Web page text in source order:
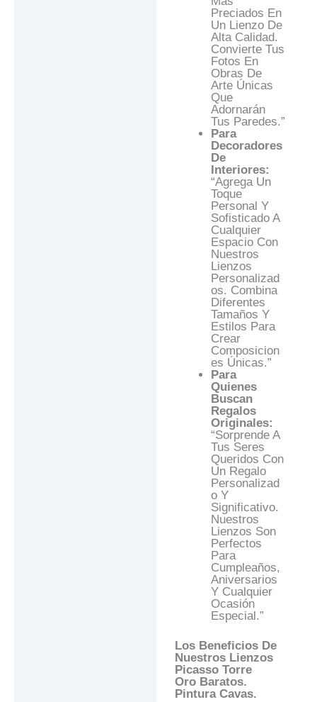
Preciados En
Un Lienzo De
Alta Calidad.
Convierte Tus
Fotos En
Obras De
Arte Únicas
Que
Adornarán
Tus Paredes.”
Para
Decoradores
De
Interiores:
“Agrega Un
Toque
Personal Y
Sofisticado A
Cualquier
Espacio Con
Nuestros
Lienzos
Personalizad
Os. Combina
Diferentes
Tamaños Y
Estilos Para
Crear
Composicion
Es Únicas.”
Para
Quienes
Buscan
Regalos
Originales:
“Sorprende A
Tus Seres
Queridos Con
Un Regalo
Personalizad
O Y
Significativo.
Nuestros
Lienzos Son
Perfectos
Para
Cumpleaños,
Aniversarios
Y Cualquier
Ocasión
Especial.”
Los Beneficios De
Nuestros Lienzos
Picasso Torre
Oro Baratos.
Pintura Cavas.